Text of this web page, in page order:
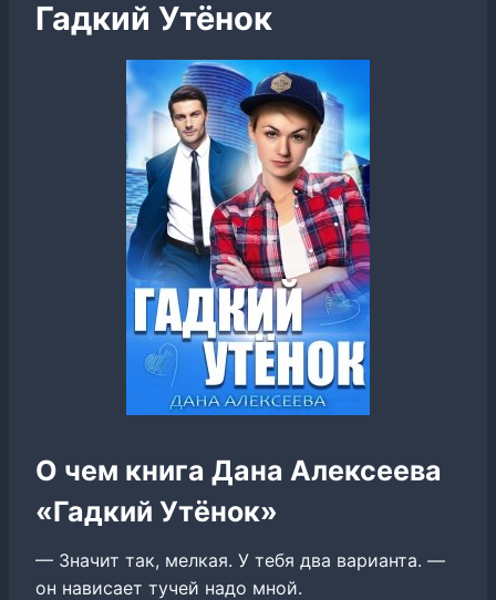
Гадкий Утёнок
О чем книга Дана Алексеева
«Гадкий Утёнок»
— Значит так, мелкая. У тебя два варианта. —
он нависает тучей надо мной.